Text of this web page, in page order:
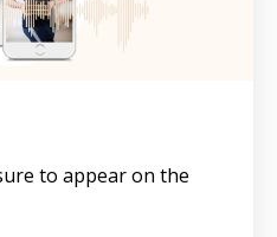
to appear on the